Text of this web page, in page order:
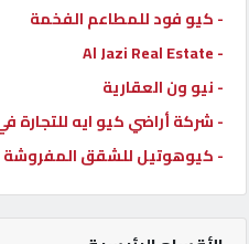
- كيو فود للمطاعم الفخمة
- Al Jazi Real Estate
- نيو ون العقارية
- شركة أراضي كيو ايه للتجارة في
- كيوهوتيل للشقق المفروشة